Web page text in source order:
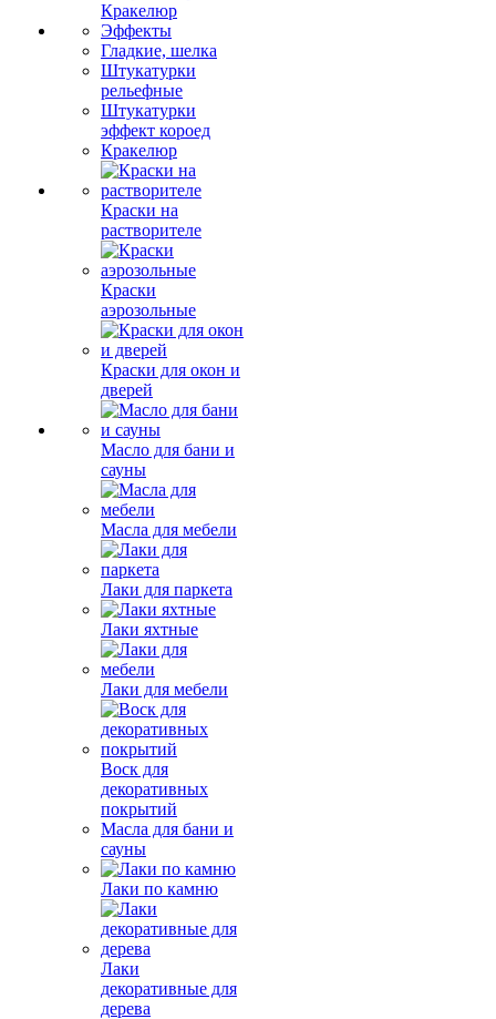
Кракелюр
Эффекты
Гладкие, шелка
Штукатурки
рельефные
Штукатурки
эффект короед
Кракелюр
Краски на
растворителе
Краски
аэрозольные
Краски для окон и
дверей
Масло для бани и
сауны
Масла для мебели
Лаки для паркета
Лаки яхтные
Лаки для мебели
Воск для
декоративных
покрытий
Масла для бани и
сауны
Лаки по камню
Лаки
декоративные для
дерева